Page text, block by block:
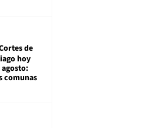
de
hoy
agosto:
comunas